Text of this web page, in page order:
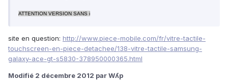
ATTENTION VERSION SANS i
site en question: http://www.piece-mobile.com/fr/vitre-tactile-
touchscreen-en-piece-detachee/138-vitre-tactile-samsung-
galaxy-ace-gt-s5830-378950000365.html
Modifié 2 décembre 2012 par Wʎp